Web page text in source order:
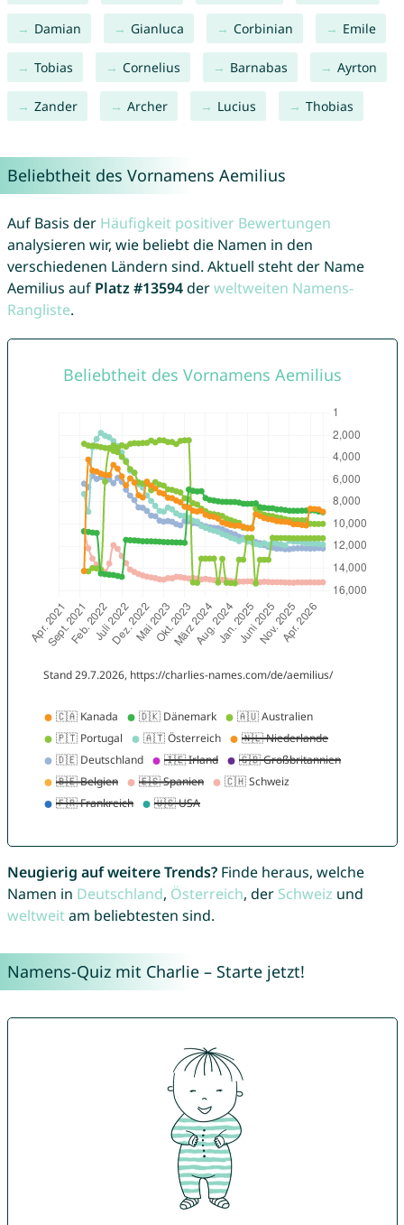
Damian Gianluca Corbinian Emile
Tobias Cornelius Barnabas Ayrton
Zander Archer Lucius Thobias
Beliebtheit des Vornamens Aemilius
Auf Basis der Häufigkeit positiver Bewertungen
analysieren wir, wie beliebt die Namen in den
verschiedenen Ländern sind. Aktuell steht der Name
Aemilius auf Platz #13594derweltweiten Namens-
Rangliste.
Neugierig auf weitere Trends?Finde heraus, welche
Namen in Deutschland, Österreich, der Schweiz und
weltweitam beliebtesten sind.
Namens-Quiz mit Charlie – Starte jetzt!